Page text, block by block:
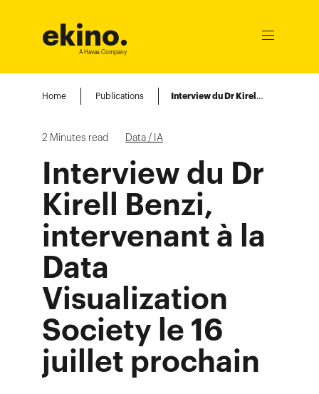
ekino.
A Havas Company
Ouvrir
Home Publications Interview du Dr Kirell Benzi, intervenant à la Data Visualization Society le 16 juillet prochain
2 Minutes read Data / IA
Interview du Dr
Kirell Benzi,
intervenant à la
Data
Visualization
Society le 16
juillet prochain